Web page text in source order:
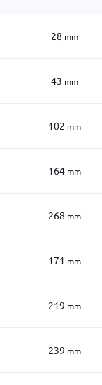
28 mm
43 mm
102 mm
164 mm
268 mm
171 mm
219 mm
239 mm